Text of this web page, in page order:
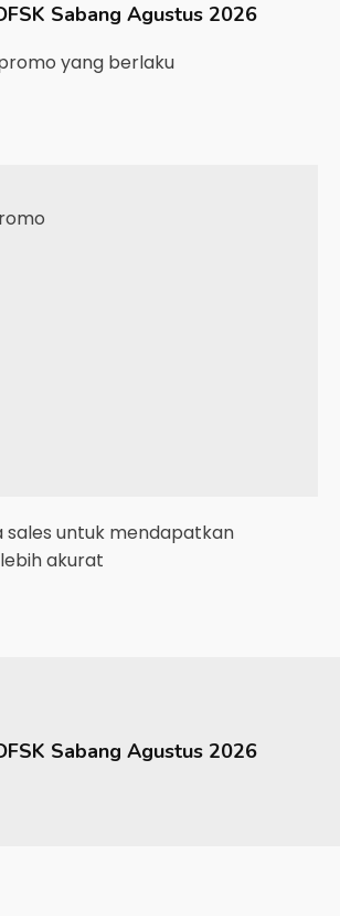
Sabang Agustus 2026
yang berlaku
sales untuk mendapatkan
akurat
Sabang Agustus 2026